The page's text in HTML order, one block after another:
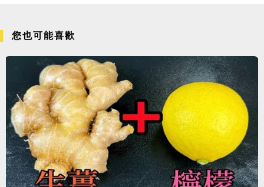
您也可能喜歡